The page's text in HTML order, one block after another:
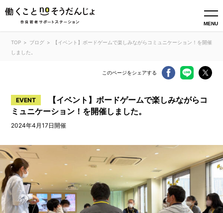
MENU
TOP ブログ
【イベント】ボードゲームで楽しみながらコミュニケーション！を開催
しました。
このページをシェアする
EVENT
【イベント】ボードゲームで楽しみながらコ
ミュニケーション！を開催しました。
2024年4月17日開催